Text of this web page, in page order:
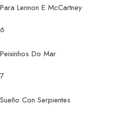
Para Lennon E McCartney
6
Peixinhos Do Mar
7
Sueño Con Serpientes